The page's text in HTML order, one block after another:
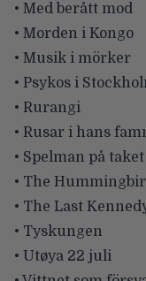
• Med berått mod
• Morden i Kongo
• Musik i mörker
• Psykos i
• Rurangi
• Rusar i hans
• Spelman på taket
• The
• The Last
• Tyskungen
• Utøya 22 juli